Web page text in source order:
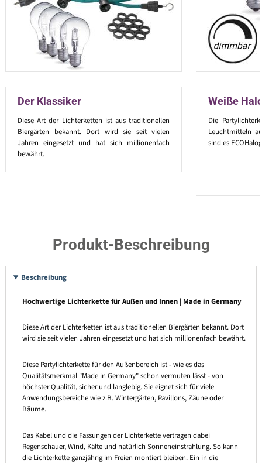
Der Klassiker
Diese Art der Lichterketten ist aus traditionellen
Biergärten bekannt. Dort wird sie seit vielen
Jahren eingesetzt und hat sich millionenfach
bewährt.
Weiße
Die
Leuchtmitteln
sind es
Produkt-Beschreibung
Beschreibung
Hochwertige Lichterkette für Außen und Innen | Made in Germany
Diese Art der Lichterketten ist aus traditionellen Biergärten bekannt. Dort
wird sie seit vielen Jahren eingesetzt und hat sich millionenfach bewährt.
Diese Partylichterkette für den Außenbereich ist - wie es das
Qualitätsmerkmal "Made in Germany" schon vermuten lässt - von
höchster Qualität, sicher und langlebig. Sie eignet sich für viele
Anwendungsbereiche wie z.B. Wintergärten, Pavillons, Zäune oder
Bäume.
Das Kabel und die Fassungen der Lichterkette vertragen dabei
Regenschauer, Wind, Kälte und natürlich Sonneneinstrahlung. So kann
die Lichterkette ganzjährig im Freien montiert bleiben. Ein in die